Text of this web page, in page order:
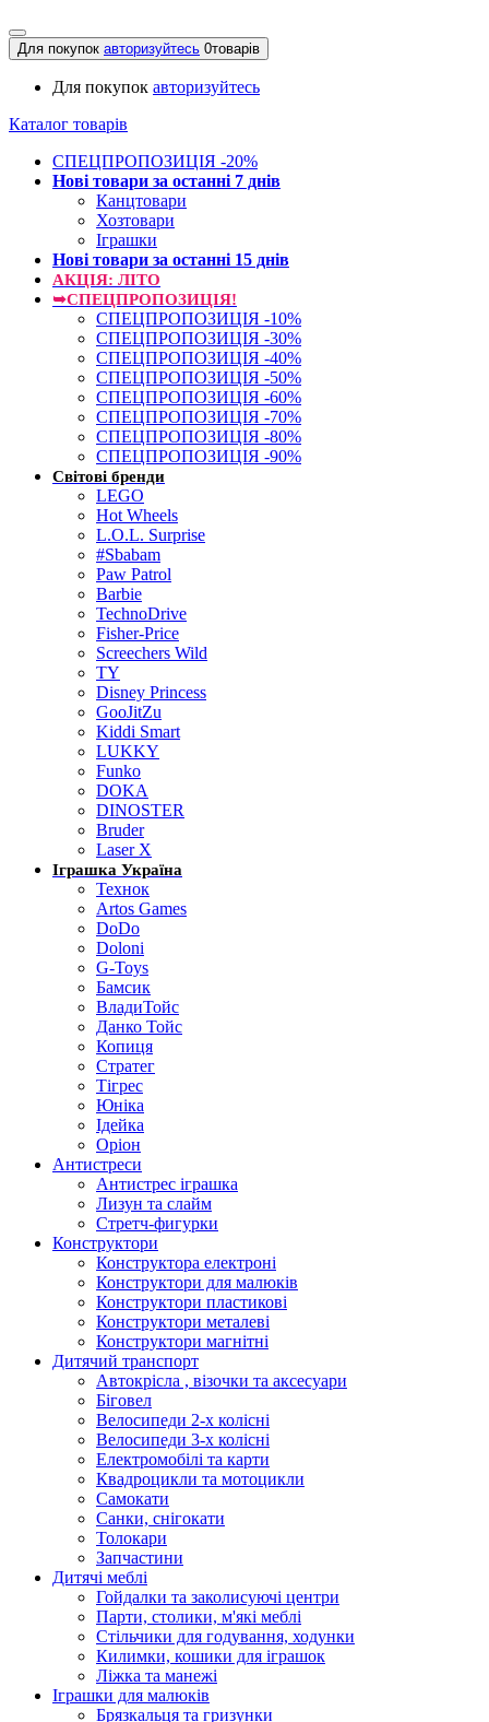
Для покупок авторизуйтесь 0товарів
Для покупок авторизуйтесь
Каталог товарів
СПЕЦПРОПОЗИЦІЯ -20%
Нові товари за останнi 7 днiв
Канцтовари
Хозтовари
Іграшки
Нові товари за останнi 15 днiв
АКЦІЯ: ЛІТО
➥СПЕЦПРОПОЗИЦІЯ!
СПЕЦПРОПОЗИЦІЯ -10%
СПЕЦПРОПОЗИЦІЯ -30%
СПЕЦПРОПОЗИЦІЯ -40%
СПЕЦПРОПОЗИЦІЯ -50%
СПЕЦПРОПОЗИЦІЯ -60%
СПЕЦПРОПОЗИЦІЯ -70%
СПЕЦПРОПОЗИЦІЯ -80%
СПЕЦПРОПОЗИЦІЯ -90%
Світові бренди
LEGO
Hot Wheels
L.O.L. Surprise
#Sbabam
Paw Patrol
Barbie
TechnoDrive
Fisher-Price
Screechers Wild
TY
Disney Princess
GooJitZu
Kiddi Smart
LUKKY
Funko
DOKA
DINOSTER
Bruder
Laser X
Іграшка Україна
Технок
Artos Games
DoDo
Doloni
G-Toys
Бамсик
ВладиТойс
Данко Тойс
Копиця
Стратег
Тігрес
Юніка
Ідейка
Оріон
Антистреси
Антистрес іграшка
Лизун та слайм
Стретч-фигурки
Конструктори
Конструктора електроні
Конструктори для малюків
Конструктори пластикові
Конструктори металеві
Конструктори магнітні
Дитячий транспорт
Автокрісла , візочки та аксесуари
Біговел
Велосипеди 2-х колісні
Велосипеди 3-х колісні
Електромобілі та карти
Квадроцикли та мотоцикли
Самокати
Санки, снігокати
Толокари
Запчастини
Дитячі меблі
Гойдалки та заколисуючі центри
Парти, столики, м'які меблі
Стільчики для годування, ходунки
Килимки, кошики для іграшок
Ліжка та манежі
Іграшки для малюків
Брязкальця та гризунки